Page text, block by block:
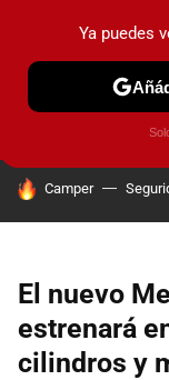
PRUEBAS
HOY SE HABLA DE
Camper
El nuevo
estrenará
cilindros y
Ya puedes